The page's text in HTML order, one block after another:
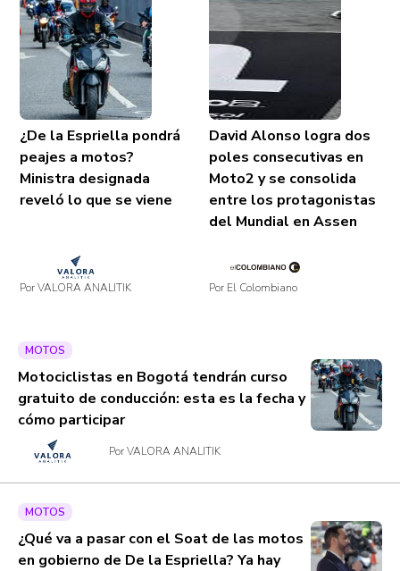
¿De la Espriella pondrá
peajes a motos?
Ministra designada
reveló lo que se viene
Por VALORA ANALITIK
David Alonso logra dos
poles consecutivas en
Moto2 y se consolida
entre los protagonistas
del Mundial en Assen
Por El Colombiano
MOTOS
Motociclistas en Bogotá tendrán curso
gratuito de conducción: esta es la fecha y
cómo participar
Por VALORA ANALITIK
MOTOS
¿Qué va a pasar con el Soat de las motos
en gobierno de De la Espriella? Ya hay